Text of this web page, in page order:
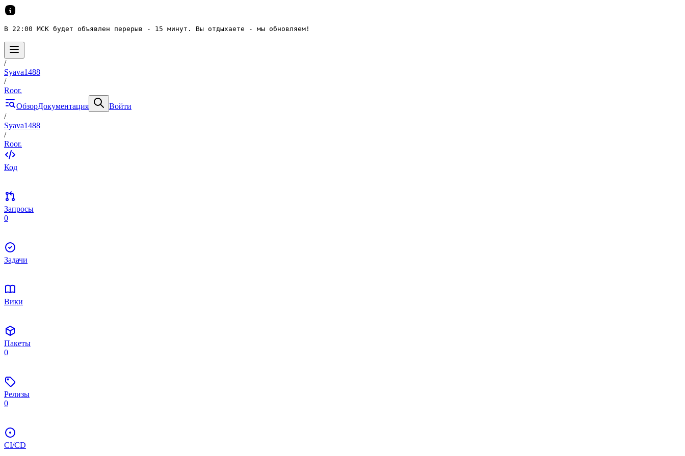
В 22:00 МСК будет объявлен перерыв - 15 минут. Вы отдыхаете - мы обновляем!
/
Syava1488
/
Roor.
ОбзорДокументация
Войти
/
Syava1488
/
Roor.
Код
Запросы
0
Задачи
Вики
Пакеты
0
Релизы
0
CI/CD